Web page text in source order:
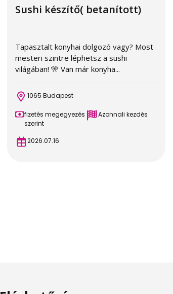
Sushi készítő( betanított)
Tapasztalt konyhai dolgozó vagy? Most
mesteri szintre léphetsz a sushi
világában! 🎌 Van már konyha...
1065 Budapest
fizetés megegyezés
szerint
Azonnali kezdés
2026.07.16